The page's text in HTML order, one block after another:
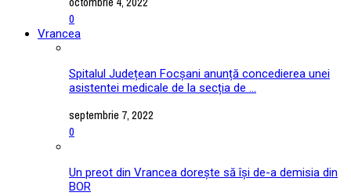
0
Vrancea
Spitalul Județean Focșani anunță concedierea unei
asistentei medicale de la secția de ...
septembrie 7, 2022
0
Un preot din Vrancea dorește să își de-a demisia din
BOR